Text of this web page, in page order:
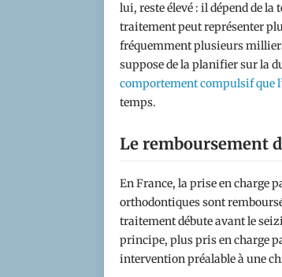
lui, reste élevé : il dépend de
traitement peut représenter
fréquemment plusieurs
suppose de la planifier sur la
comportement compulsif que
temps.
Le remboursement
En France, la prise en charge
orthodontiques sont
traitement débute avant le
principe, plus pris en charge
intervention préalable à une